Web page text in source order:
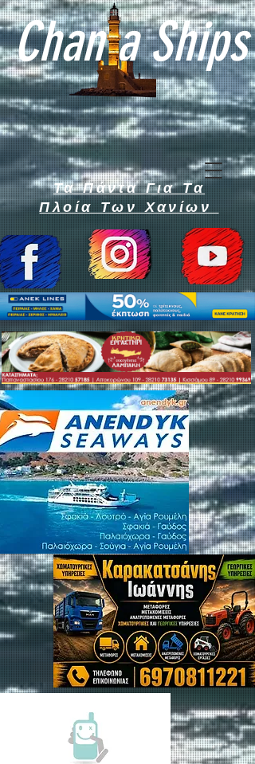
Chan a Ships
Τα Πάντα Για Τα
Πλοία Των Χανίων